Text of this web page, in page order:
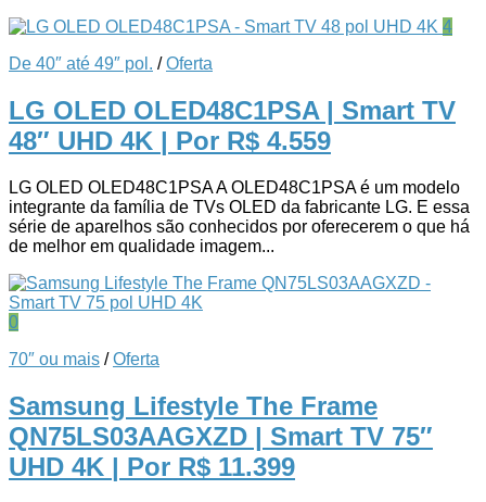
4
De 40″ até 49″ pol. /Oferta
LG OLED OLED48C1PSA | Smart TV
48″ UHD 4K | Por R$ 4.559
LG OLED OLED48C1PSA A OLED48C1PSA é um modelo
integrante da família de TVs OLED da fabricante LG. E essa
série de aparelhos são conhecidos por oferecerem o que há
de melhor em qualidade imagem...
0
70″ ou mais /Oferta
Samsung Lifestyle The Frame
QN75LS03AAGXZD | Smart TV 75″
UHD 4K | Por R$ 11.399